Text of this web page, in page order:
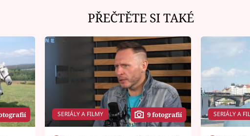
PŘEČTĚTE SI TAKÉ
SERIÁLY A FILMY 9 fotografií SERIÁLY A